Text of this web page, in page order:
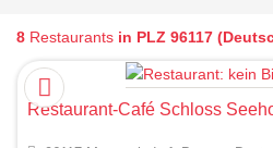
8 Restaurants in PLZ 96117
Restaurant-Café Schloss